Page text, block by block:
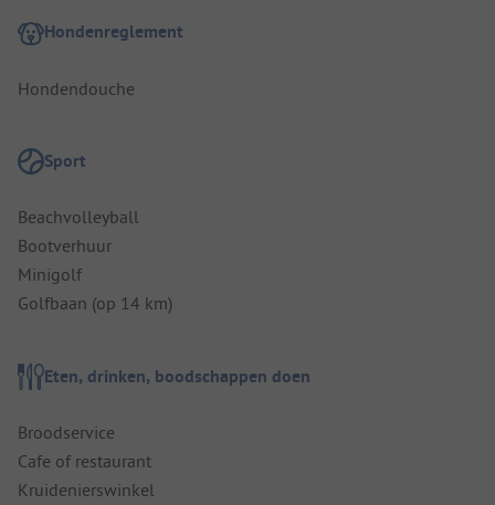
Hondenreglement
Hondendouche
Sport
Beachvolleyball
Bootverhuur
Minigolf
Golfbaan (op 14 km)
Eten, drinken, boodschappen doen
Broodservice
Cafe of restaurant
Kruidenierswinkel